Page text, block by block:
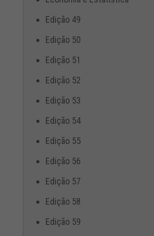
Edição 49
Edição 50
Edição 51
Edição 52
Edição 53
Edição 54
Edição 55
Edição 56
Edição 57
Edição 58
Edição 59